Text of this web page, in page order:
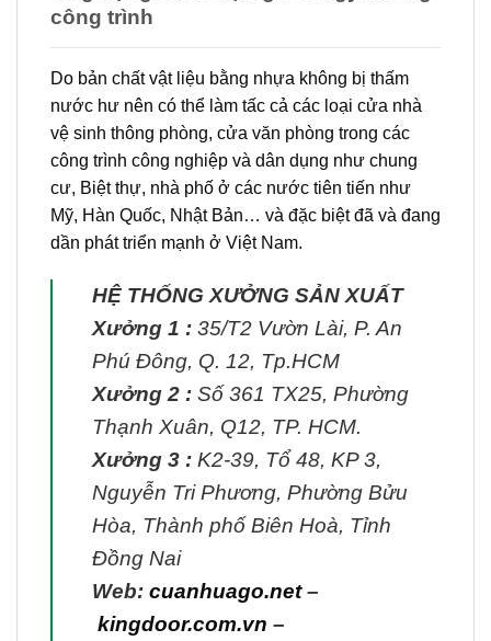
công trình
Do bản chất vật liệu bằng nhựa không bị thấm
nước hư nên có thể làm tấc cả các loại cửa nhà
vệ sinh thông phòng, cửa văn phòng trong các
công trình công nghiệp và dân dụng như chung
cư, Biệt thự, nhà phố ở các nước tiên tiến như
Mỹ, Hàn Quốc, Nhật Bản… và đặc biệt đã và đang
dần phát triển mạnh ở Việt Nam.
HỆ THỐNG XƯỞNG SẢN XUẤT
Xưởng 1 : 35/T2 Vườn Lài, P. An
Phú Đông, Q. 12, Tp.HCM
Xưởng 2 : Số 361 TX25, Phường
Thạnh Xuân, Q12, TP. HCM.
Xưởng 3 : K2-39, Tổ 48, KP 3,
Nguyễn Tri Phương, Phường Bửu
Hòa, Thành phố Biên Hoà, Tỉnh
Đồng Nai
Web: cuanhuago.net–
kingdoor.com.vn –